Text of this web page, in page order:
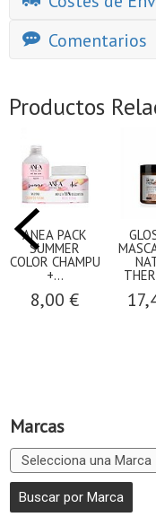
Marcas
Comentarios
Productos
ANEA PACK
SUMMER
COLOR CHAMPU
+...
8,00 €